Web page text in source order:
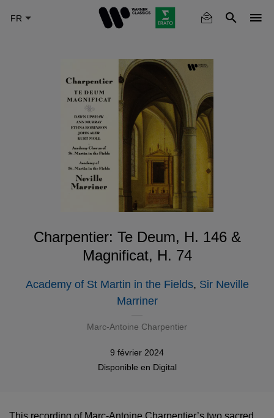
Charpentier: Te Deum, H. 146 &
Magnificat, H. 74
Academy of St Martin in the Fields, Sir Neville
Marriner
Marc-Antoine Charpentier
9 février 2024
Disponible en Digital
This recording of Marc-Antoine Charpentier’s two sacred